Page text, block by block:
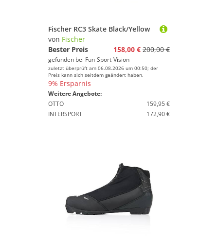
Fischer RC3 Skate Black/Yellow
von Fischer
Bester Preis
158,00 € 200,00 €
gefunden bei Fun-Sport-Vision
zuletzt überprüft am 06.08.2026 um 00:50; der
Preis kann sich seitdem geändert haben.
9% Ersparnis
Weitere Angebote:
OTTO
159,95 €
INTERSPORT
172,90 €